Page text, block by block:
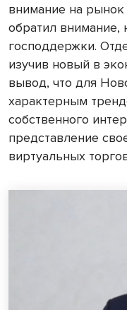
внимание на рынок
обратил внимание,
господдержки.
изучив новый в
вывод, что для
характерным
собственного
представление
виртуальных